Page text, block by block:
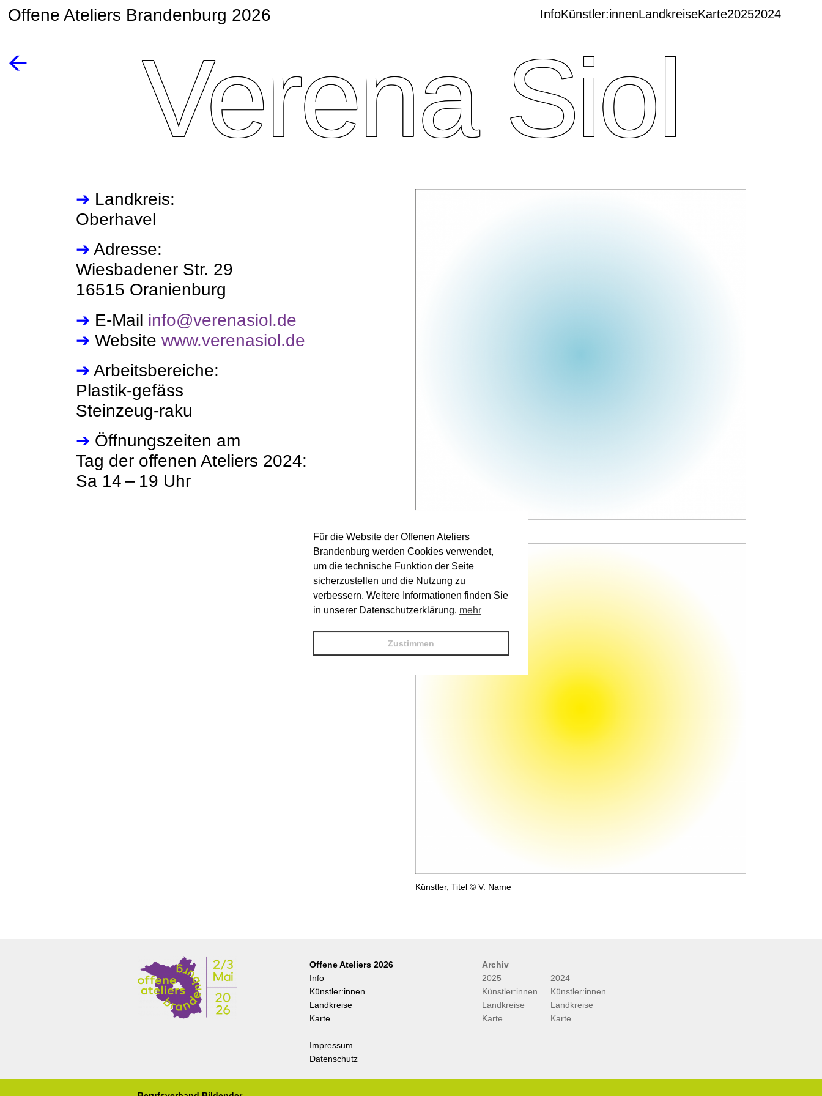
Offene Ateliers Brandenburg 2026 InfoKünstler:innenLandkreiseKarte20252024
🡨 Verena Siol
➔ Landkreis:
Oberhavel
➔ Adresse:
Wiesbadener Str. 29
16515 Oranienburg
➔ E-Mail info@verenasiol.de
➔ Websitewww.verenasiol.de
➔ Arbeitsbereiche:
Plastik-gefäss
Steinzeug-raku
➔ Öffnungszeiten am
Tag der offenen Ateliers 2024:
Sa 14 – 19 Uhr
Künstler, Titel © V. Name
Künstler, Titel © V. Name
Offene Ateliers 2026
Info
Künstler:innen
Landkreise
Karte
Impressum
Datenschutz
Archiv
2025
Künstler:innen
Landkreise
Karte
2024
Künstler:innen
Landkreise
Karte
Für die Website der Offenen Ateliers
Brandenburg werden Cookies verwendet,
um die technische Funktion der Seite
sicherzustellen und die Nutzung zu
verbessern. Weitere Informationen finden Sie
in unserer Datenschutzerklärung. mehr
Zustimmen